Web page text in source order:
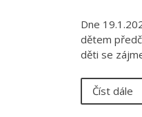
Dne
dětem
děti se
Číst dále